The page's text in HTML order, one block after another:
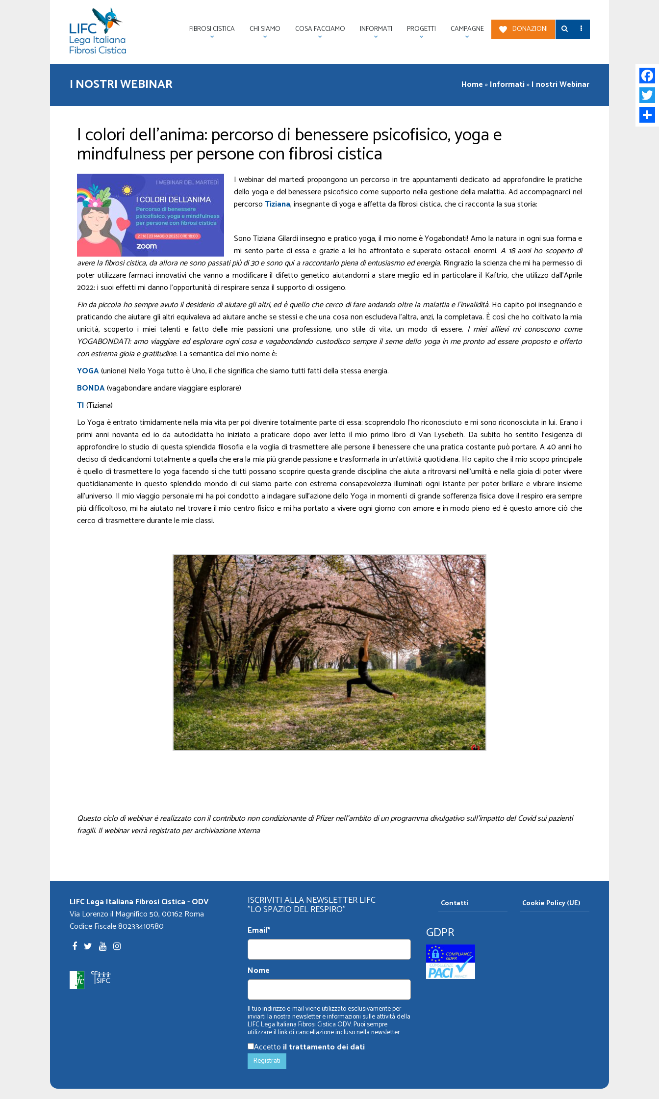
FIBROSI CISTICA CHI SIAMO COSA FACCIAMO INFORMATI PROGETTI CAMPAGNE DONAZIONI
I NOSTRI WEBINAR Home»Informati»I nostri Webinar
I colori dell’anima: percorso di benessere psicofisico, yoga e
mindfulness per persone con fibrosi cistica
I webinar del martedì propongono un percorso in tre appuntamenti dedicato ad approfondire le pratiche
dello yoga e del benessere psicofisico come supporto nella gestione della malattia. Ad accompagnarci nel
percorsoTiziana, insegnante di yoga e affetta da fibrosi cistica, che ci racconta la sua storia:
Sono Tiziana Gilardi insegno e pratico yoga, il mio nome è Yogabondati! Amo la natura in ogni sua forma e
mi sento parte di essa e grazie a lei ho affrontato e superato ostacoli enormi. A 18 anni ho scoperto di
avere la fibrosi cistica, da allora ne sono passati più di 30 e sono qui a raccontarlo piena di entusiasmo ed energia.Ringrazio la scienza che mi ha permesso di
poter utilizzare farmaci innovativi che vanno a modificare il difetto genetico aiutandomi a stare meglio ed in particolare il Kaftrio, che utilizzo dall’Aprile
2022: i suoi effetti mi danno l’opportunità di respirare senza il supporto di ossigeno.
Fin da piccola ho sempre avuto il desiderio di aiutare gli altri, ed è quello che cerco di fare andando oltre la malattia e l’invalidità. Ho capito poi insegnando e
praticando che aiutare gli altri equivaleva ad aiutare anche se stessi e che una cosa non escludeva l’altra, anzi, la completava. È così che ho coltivato la mia
unicità, scoperto i miei talenti e fatto delle mie passioni una professione, uno stile di vita, un modo di essere. I miei allievi mi conoscono come
YOGABONDATI: amo viaggiare ed esplorare ogni cosa e vagabondando custodisco sempre il seme dello yoga in me pronto ad essere proposto e offerto
con estrema gioia e gratitudine.La semantica del mio nome è:
YOGA(unione) Nello Yoga tutto è Uno, il che significa che siamo tutti fatti della stessa energia.
BONDA(vagabondare andare viaggiare esplorare)
TI(Tiziana)
Lo Yoga è entrato timidamente nella mia vita per poi divenire totalmente parte di essa: scoprendolo l’ho riconosciuto e mi sono riconosciuta in lui. Erano i
primi anni novanta ed io da autodidatta ho iniziato a praticare dopo aver letto il mio primo libro di Van Lysebeth. Da subito ho sentito l’esigenza di
approfondire lo studio di questa splendida filosofia e la voglia di trasmettere alle persone il benessere che una pratica costante può portare. A 40 anni ho
deciso di dedicandomi totalmente a quella che era la mia più grande passione e trasformarla in un’attività quotidiana. Ho capito che il mio scopo principale
è quello di trasmettere lo yoga facendo sì che tutti possano scoprire questa grande disciplina che aiuta a ritrovarsi nell’umiltà e nella gioia di poter vivere
quotidianamente in questo splendido mondo di cui siamo parte con estrema consapevolezza illuminati ogni istante per poter brillare e vibrare insieme
all’universo. Il mio viaggio personale mi ha poi condotto a indagare sull’azione dello Yoga in momenti di grande sofferenza fisica dove il respiro era sempre
più difficoltoso, mi ha aiutato nel trovare il mio centro fisico e mi ha portato a vivere ogni giorno con amore e in modo pieno ed è questo amore ciò che
cerco di trasmettere durante le mie classi.
Questo ciclo di webinar è realizzato con il contributo non condizionante di Pfizer nell’ambito di un programma divulgativo sull’impatto del Covid sui pazienti
fragili. Il webinar verrà registrato per archiviazione interna
LIFC Lega Italiana Fibrosi Cistica - ODV
Via Lorenzo il Magnifico 50, 00162 Roma
Codice Fiscale 80233410580
ISCRIVITI ALLA NEWSLETTER LIFC
"LO SPAZIO DEL RESPIRO"
Email*
Nome
Il tuo indirizzo e-mail viene utilizzato esclusivamente per
inviarti la nostra newsletter e informazioni sulle attività della
LIFC Lega Italiana Fibrosi Cistica ODV. Puoi sempre
utilizzare il link di cancellazione incluso nella newsletter.
Accetto il trattamento dei dati
Contatti Cookie Policy (UE)
GDPR